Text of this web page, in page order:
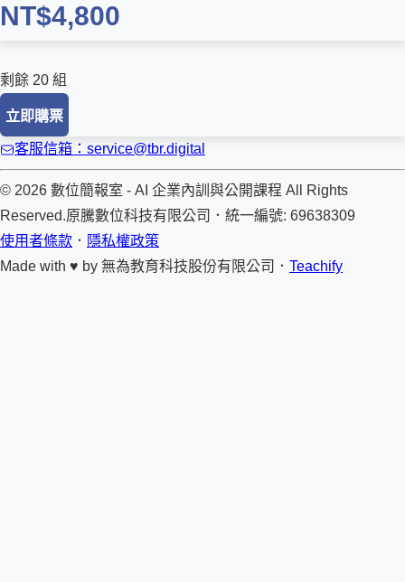
NT$4,800
剩餘 20 組
立即購票
客服信箱：service@tbr.digital
© 2026 數位簡報室 - AI 企業內訓與公開課程 All Rights
Reserved.原騰數位科技有限公司 ． 統一編號: 69638309
使用者條款 ． 隱私權政策
Made with ♥ by 無為教育科技股份有限公司． Teachify